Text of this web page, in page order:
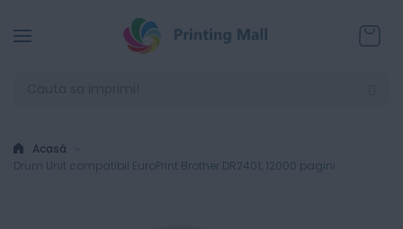
Acasă
Drum Unit compatibil EuroPrint Brother DR2401, 12000 pagini